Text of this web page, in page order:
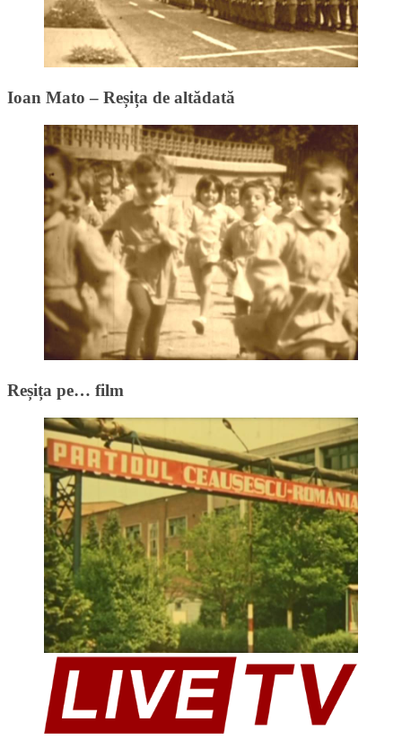
Ioan Mato – Reșița de altădată
Reșița pe… film